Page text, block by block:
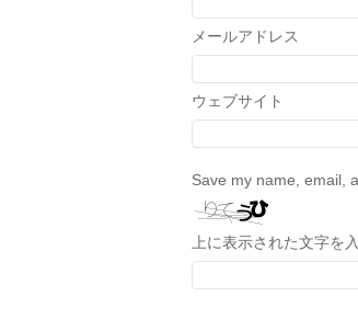
メールアドレス
ウェブサイト
Save my name, email,
上に表示された文字を